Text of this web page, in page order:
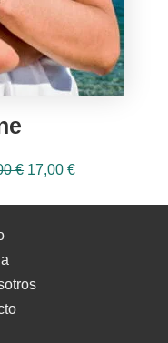
€ El
17,00€El